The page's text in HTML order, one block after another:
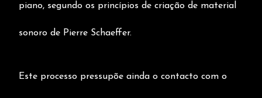
piano, segundo os princípios de criação de material
sonoro de Pierre Schaeffer.
Este processo pressupõe ainda o contacto com o